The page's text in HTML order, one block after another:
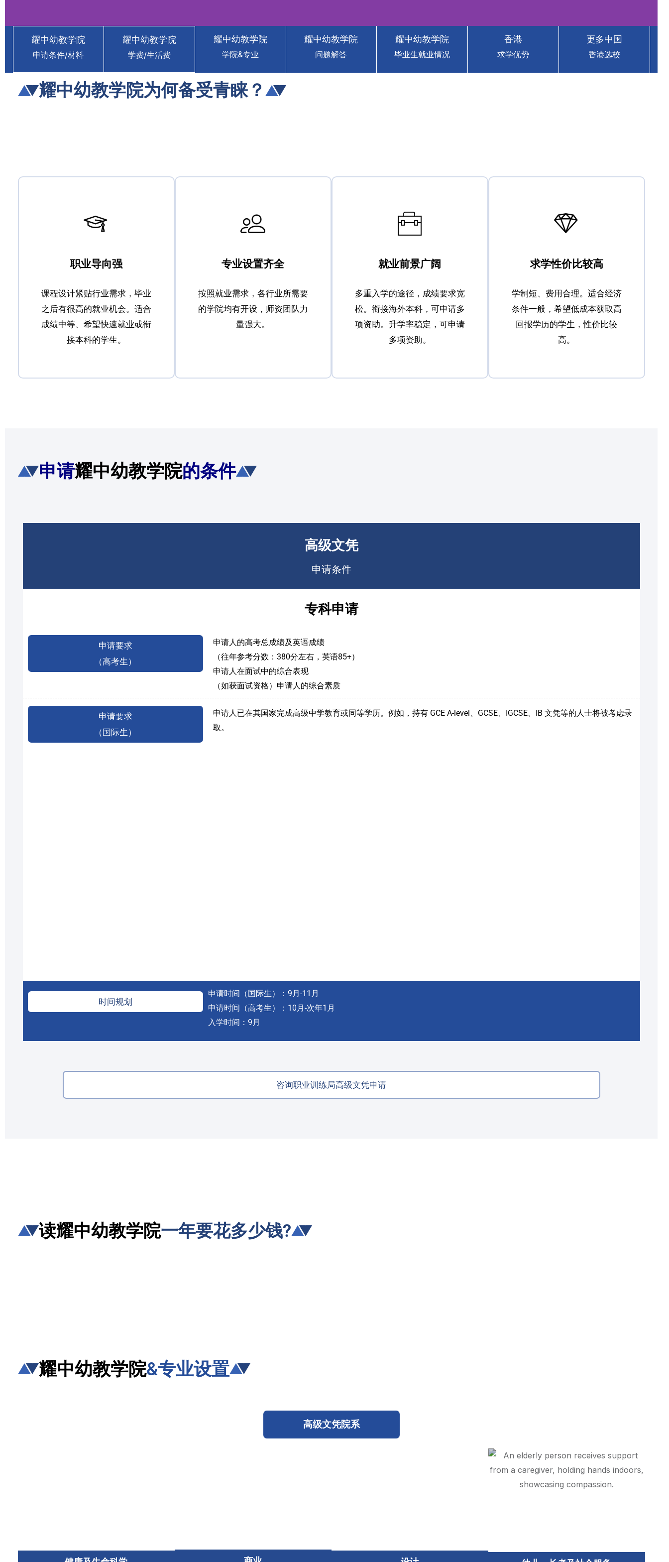
香港耀中幼教学院
Yew Chung College of Early
Childhood Education (YCCECE)
耀中幼教学院
申请条件/材料
耀中幼教学院
学费/生活费
耀中幼教学院
学院&专业
耀中幼教学院
问题解答
耀中幼教学院
毕业生就业情况
香港
求学优势
更多中国
香港选校
耀中幼教学院为何备受青睐？
职业导向强
课程设计紧贴行业需求，毕业
之后有很高的就业机会。适合
成绩中等、希望快速就业或衔
接本科的学生。
专业设置齐全
按照就业需求，各行业所需要
的学院均有开设，师资团队力
量强大。
就业前景广阔
多重入学的途径，成绩要求宽
松。衔接海外本科，可申请多
项资助。升学率稳定，可申请
多项资助。
求学性价比较高
学制短、费用合理。适合经济
条件一般，希望低成本获取高
回报学历的学生，性价比较
高。
申请耀中幼教学院的条件
高级文凭
申请条件
专科申请
申请要求
（高考生）
申请人的高考总成绩及英语成绩
（往年参考分数：380分左右，英语85+）
申请人在面试中的综合表现
（如获面试资格）申请人的综合素质
申请要求
（国际生）
申请人已在其国家完成高级中学教育或同等学历。例如，持有 GCE A-level、GCSE、IGCSE、IB 文凭等的人士将被考虑录
取。
时间规划
申请时间（国际生）：9月-11月
申请时间（高考生）：10月-次年1月
入学时间：9月
咨询职业训练局高级文凭申请
读耀中幼教学院一年要花多少钱?
耀中幼教学院&专业设置
高级文凭院系